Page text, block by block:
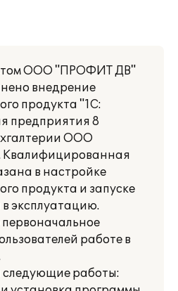
ООО "ПРОФИТ ДВ"
внедрение
продукта "1С:
предприятия 8
ООО
Квалифицированная
в настройке
продукта и запуске
эксплуатацию.
работе в
работы: